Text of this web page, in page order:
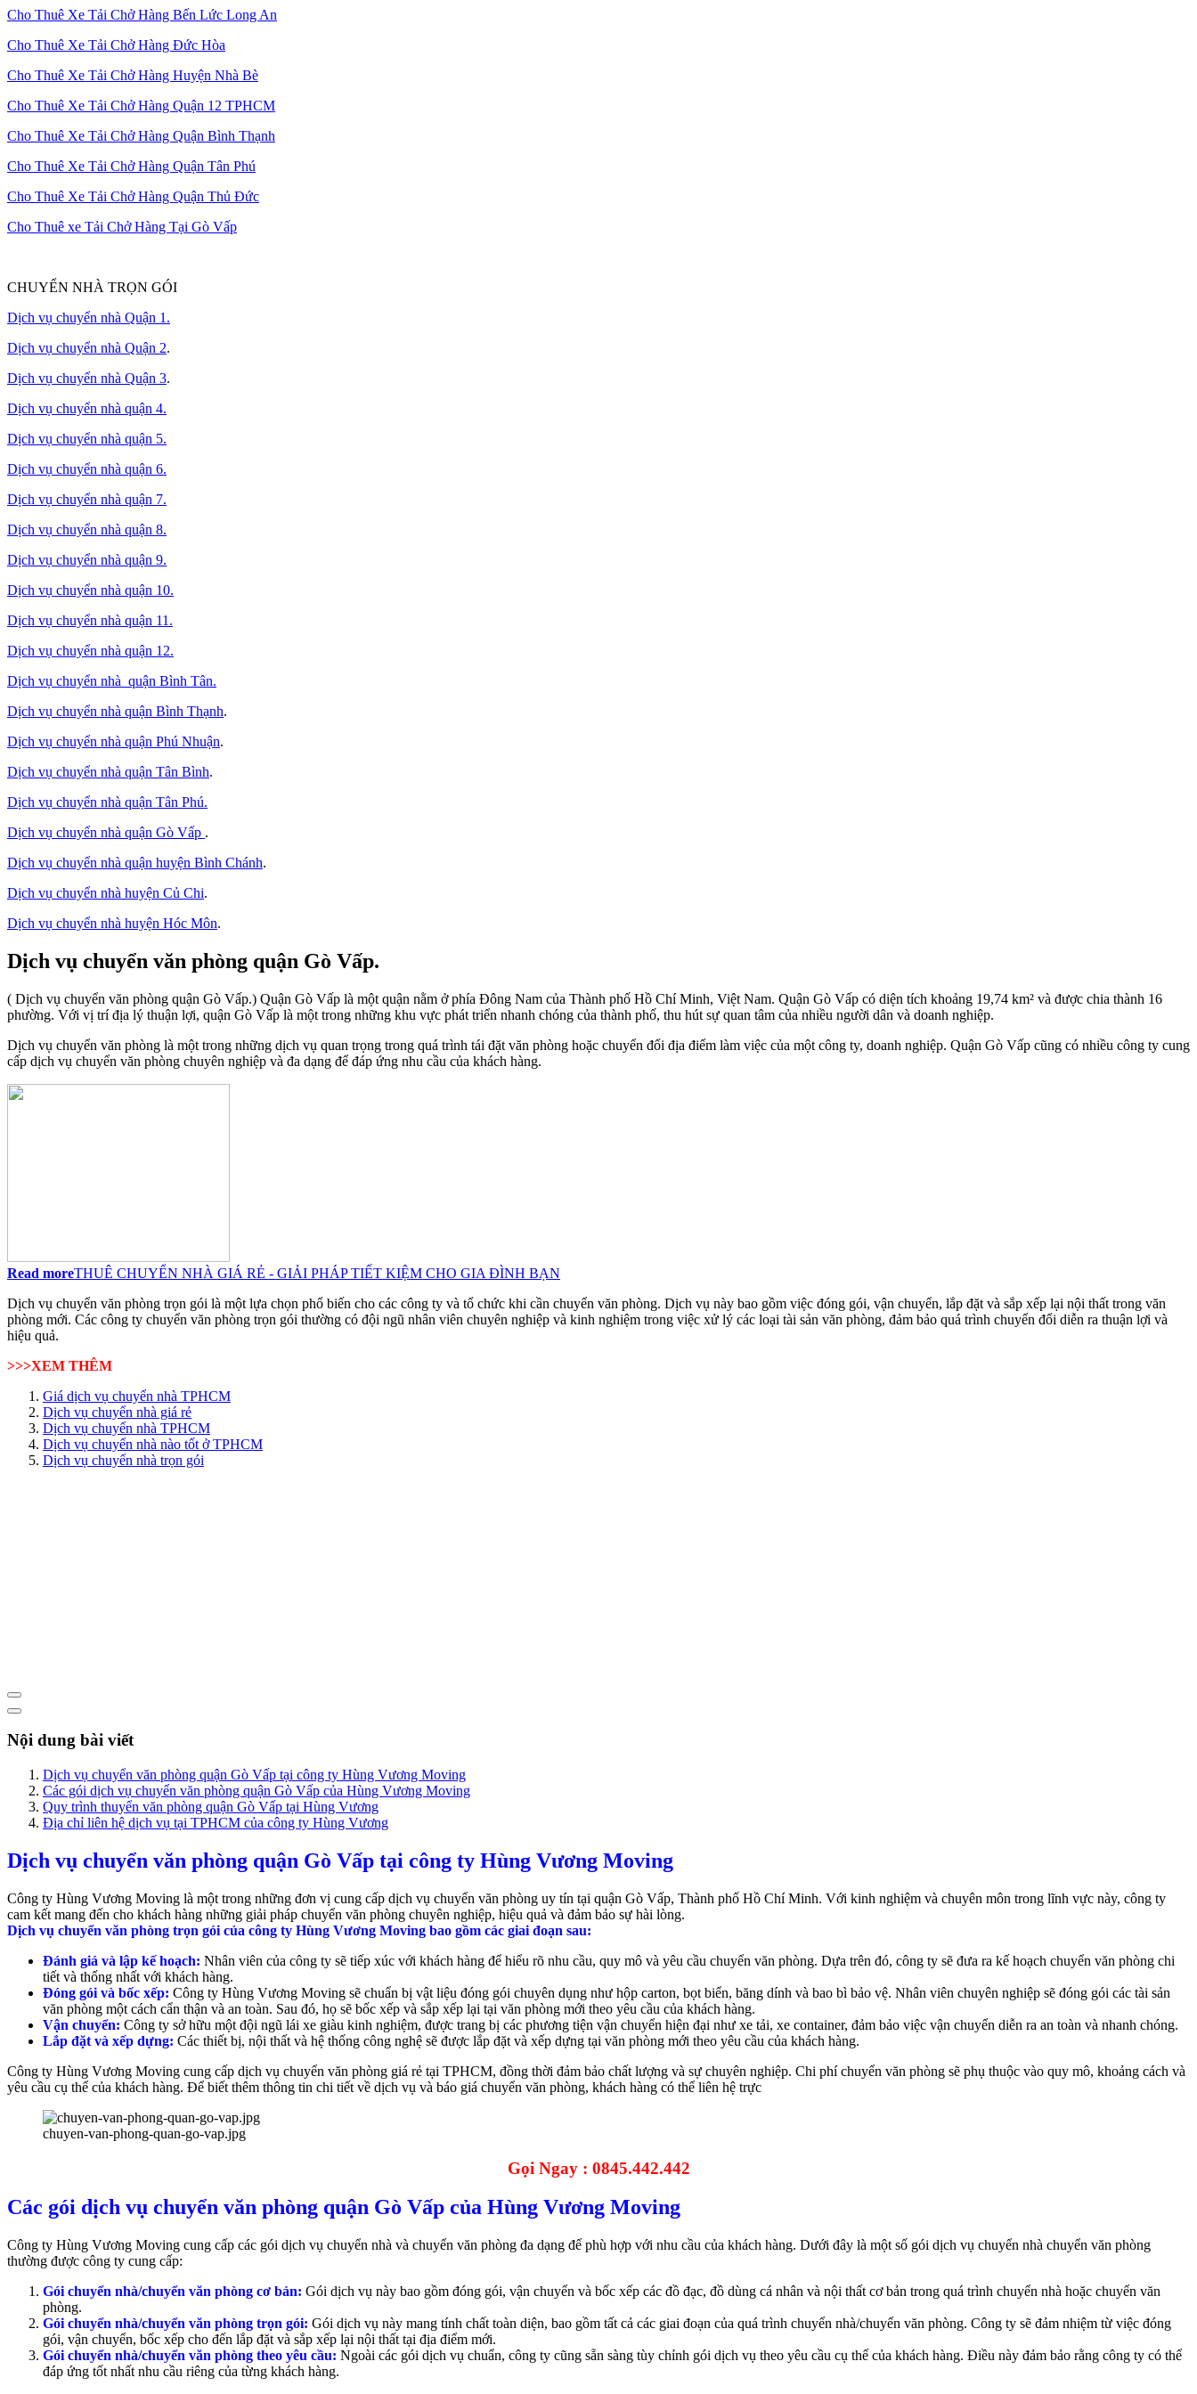
Cho Thuê Xe Tải Chở Hàng Bến Lức Long An
Cho Thuê Xe Tải Chở Hàng Đức Hòa
Cho Thuê Xe Tải Chở Hàng Huyện Nhà Bè
Cho Thuê Xe Tải Chở Hàng Quận 12 TPHCM
Cho Thuê Xe Tải Chở Hàng Quận Bình Thạnh
Cho Thuê Xe Tải Chở Hàng Quận Tân Phú
Cho Thuê Xe Tải Chở Hàng Quận Thủ Đức
Cho Thuê xe Tải Chở Hàng Tại Gò Vấp
CHUYỂN NHÀ TRỌN GÓI
Dịch vụ chuyển nhà Quận 1.
Dịch vụ chuyển nhà Quận 2.
Dịch vụ chuyển nhà Quận 3.
Dịch vụ chuyển nhà quận 4.
Dịch vụ chuyển nhà quận 5.
Dịch vụ chuyển nhà quận 6.
Dịch vụ chuyển nhà quận 7.
Dịch vụ chuyển nhà quận 8.
Dịch vụ chuyển nhà quận 9.
Dịch vụ chuyển nhà quận 10.
Dịch vụ chuyển nhà quận 11.
Dịch vụ chuyển nhà quận 12.
Dịch vụ chuyển nhà quận Bình Tân.
Dịch vụ chuyển nhà quận Bình Thạnh.
Dịch vụ chuyển nhà quận Phú Nhuận.
Dịch vụ chuyển nhà quận Tân Bình.
Dịch vụ chuyển nhà quận Tân Phú.
Dịch vụ chuyển nhà quận Gò Vấp .
Dịch vụ chuyển nhà quận huyện Bình Chánh.
Dịch vụ chuyển nhà huyện Củ Chi.
Dịch vụ chuyển nhà huyện Hóc Môn.
Dịch vụ chuyển văn phòng quận Gò Vấp.
( Dịch vụ chuyển văn phòng quận Gò Vấp.) Quận Gò Vấp là một quận nằm ở phía Đông Nam của Thành phố Hồ Chí Minh, Việt Nam. Quận Gò Vấp có diện tích khoảng 19,74 km² và được chia thành 16
phường. Với vị trí địa lý thuận lợi, quận Gò Vấp là một trong những khu vực phát triển nhanh chóng của thành phố, thu hút sự quan tâm của nhiều người dân và doanh nghiệp.
Dịch vụ chuyển văn phòng là một trong những dịch vụ quan trọng trong quá trình tái đặt văn phòng hoặc chuyển đổi địa điểm làm việc của một công ty, doanh nghiệp. Quận Gò Vấp cũng có nhiều công ty cung
cấp dịch vụ chuyển văn phòng chuyên nghiệp và đa dạng để đáp ứng nhu cầu của khách hàng.
Read moreTHUÊ CHUYỂN NHÀ GIÁ RẺ - GIẢI PHÁP TIẾT KIỆM CHO GIA ĐÌNH BẠN
Dịch vụ chuyển văn phòng trọn gói là một lựa chọn phổ biến cho các công ty và tổ chức khi cần chuyển văn phòng. Dịch vụ này bao gồm việc đóng gói, vận chuyển, lắp đặt và sắp xếp lại nội thất trong văn
phòng mới. Các công ty chuyển văn phòng trọn gói thường có đội ngũ nhân viên chuyên nghiệp và kinh nghiệm trong việc xử lý các loại tài sản văn phòng, đảm bảo quá trình chuyển đổi diễn ra thuận lợi và
hiệu quả.
>>>XEM THÊM
Giá dịch vụ chuyển nhà TPHCM
Dịch vụ chuyển nhà giá rẻ
Dịch vụ chuyển nhà TPHCM
Dịch vụ chuyển nhà nào tốt ở TPHCM
Dịch vụ chuyển nhà trọn gói
Nội dung bài viết
Dịch vụ chuyển văn phòng quận Gò Vấp tại công ty Hùng Vương Moving
Các gói dịch vụ chuyển văn phòng quận Gò Vấp của Hùng Vương Moving
Quy trình thuyển văn phòng quận Gò Vấp tại Hùng Vương
Địa chỉ liên hệ dịch vụ tại TPHCM của công ty Hùng Vương
Dịch vụ chuyển văn phòng quận Gò Vấp tại công ty Hùng Vương Moving
Công ty Hùng Vương Moving là một trong những đơn vị cung cấp dịch vụ chuyển văn phòng uy tín tại quận Gò Vấp, Thành phố Hồ Chí Minh. Với kinh nghiệm và chuyên môn trong lĩnh vực này, công ty
cam kết mang đến cho khách hàng những giải pháp chuyển văn phòng chuyên nghiệp, hiệu quả và đảm bảo sự hài lòng.
Dịch vụ chuyển văn phòng trọn gói của công ty Hùng Vương Moving bao gồm các giai đoạn sau:
Đánh giá và lập kế hoạch: Nhân viên của công ty sẽ tiếp xúc với khách hàng để hiểu rõ nhu cầu, quy mô và yêu cầu chuyển văn phòng. Dựa trên đó, công ty sẽ đưa ra kế hoạch chuyển văn phòng chi
tiết và thống nhất với khách hàng.
Đóng gói và bốc xếp: Công ty Hùng Vương Moving sẽ chuẩn bị vật liệu đóng gói chuyên dụng như hộp carton, bọt biển, băng dính và bao bì bảo vệ. Nhân viên chuyên nghiệp sẽ đóng gói các tài sản
văn phòng một cách cẩn thận và an toàn. Sau đó, họ sẽ bốc xếp và sắp xếp lại tại văn phòng mới theo yêu cầu của khách hàng.
Vận chuyển: Công ty sở hữu một đội ngũ lái xe giàu kinh nghiệm, được trang bị các phương tiện vận chuyển hiện đại như xe tải, xe container, đảm bảo việc vận chuyển diễn ra an toàn và nhanh chóng.
Lắp đặt và xếp dựng: Các thiết bị, nội thất và hệ thống công nghệ sẽ được lắp đặt và xếp dựng tại văn phòng mới theo yêu cầu của khách hàng.
Công ty Hùng Vương Moving cung cấp dịch vụ chuyển văn phòng giá rẻ tại TPHCM, đồng thời đảm bảo chất lượng và sự chuyên nghiệp. Chi phí chuyển văn phòng sẽ phụ thuộc vào quy mô, khoảng cách và
yêu cầu cụ thể của khách hàng. Để biết thêm thông tin chi tiết về dịch vụ và báo giá chuyển văn phòng, khách hàng có thể liên hệ trực
chuyen-van-phong-quan-go-vap.jpg
Gọi Ngay : 0845.442.442
Các gói dịch vụ chuyển văn phòng quận Gò Vấp của Hùng Vương Moving
Công ty Hùng Vương Moving cung cấp các gói dịch vụ chuyển nhà và chuyển văn phòng đa dạng để phù hợp với nhu cầu của khách hàng. Dưới đây là một số gói dịch vụ chuyển nhà chuyển văn phòng
thường được công ty cung cấp:
Gói chuyển nhà/chuyển văn phòng cơ bản: Gói dịch vụ này bao gồm đóng gói, vận chuyển và bốc xếp các đồ đạc, đồ dùng cá nhân và nội thất cơ bản trong quá trình chuyển nhà hoặc chuyển văn
phòng.
Gói chuyển nhà/chuyển văn phòng trọn gói: Gói dịch vụ này mang tính chất toàn diện, bao gồm tất cả các giai đoạn của quá trình chuyển nhà/chuyển văn phòng. Công ty sẽ đảm nhiệm từ việc đóng
gói, vận chuyển, bốc xếp cho đến lắp đặt và sắp xếp lại nội thất tại địa điểm mới.
Gói chuyển nhà/chuyển văn phòng theo yêu cầu: Ngoài các gói dịch vụ chuẩn, công ty cũng sẵn sàng tùy chỉnh gói dịch vụ theo yêu cầu cụ thể của khách hàng. Điều này đảm bảo rằng công ty có thể
đáp ứng tốt nhất nhu cầu riêng của từng khách hàng.